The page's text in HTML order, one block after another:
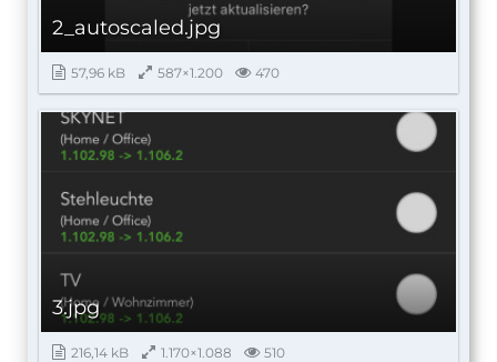
2_autoscaled.jpg
57,96 kB 587×1.200 470
3.jpg
216,14 kB 1.170×1.088 510